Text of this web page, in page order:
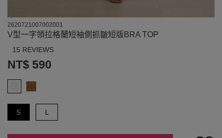
2620721007002001
V型一字領拉格蘭短袖側抓皺短版BRA TOP
15 REVIEWS
NT$ 590
S L